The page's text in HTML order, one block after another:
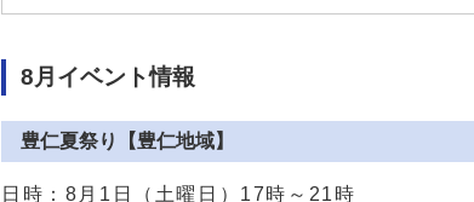
8月イベント情報
豊仁夏祭り【豊仁地域】
日時：8月1日（土曜日）17時～21時